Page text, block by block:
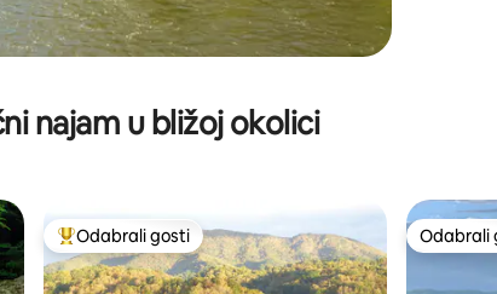
najam u bližoj okolici
gosti”
Među najviše rangiranima s oznakom „Odabrali gosti”
Odabrali gosti Odabrali
Odabrali